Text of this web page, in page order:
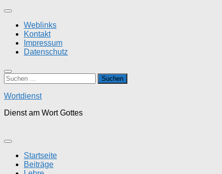
Zum
springenWeblinks
Kontakt
Impressum
Datenschutz
Suchen
nach:
Wortdienst
Dienst am Wort Gottes
Startseite
Beiträge